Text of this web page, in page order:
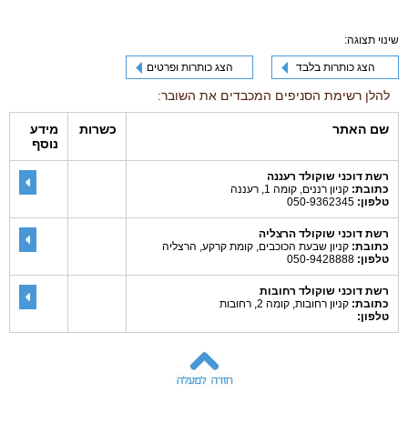
שינוי תצוגה:
הצג כותרות בלבד הצג כותרות ופרטים
להלן רשימת הסניפים המכבדים את השובר:
שם האתר כשרות
מידע
נוסף
רשת דוכני שוקולד רעננה
כתובת: קניון רננים, קומה 1, רעננה
טלפון:
רשת דוכני שוקולד הרצליה
כתובת: קניון שבעת הכוכבים, קומת קרקע, הרצליה
טלפון:
רשת דוכני שוקולד רחובות
כתובת: קניון רחובות, קומה 2, רחובות
טלפון: